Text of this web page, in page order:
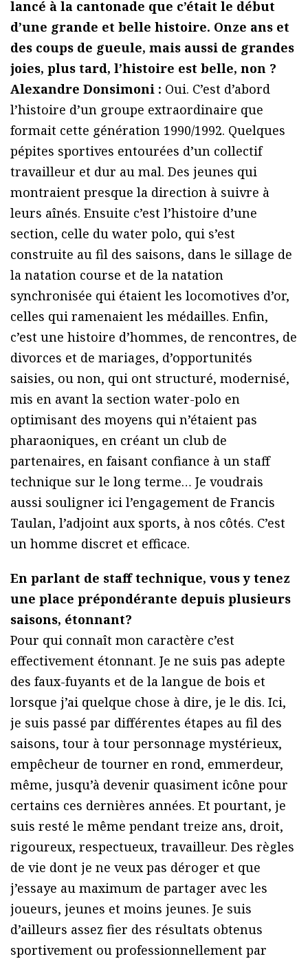
lancé à la cantonade que c’était le début
d’une grande et belle histoire. Onze ans et
des coups de gueule, mais aussi de grandes
joies, plus tard, l’histoire est belle, non ?
Alexandre Donsimoni : Oui. C’est d’abord
l’histoire d’un groupe extraordinaire que
formait cette génération 1990/1992. Quelques
pépites sportives entourées d’un collectif
travailleur et dur au mal. Des jeunes qui
montraient presque la direction à suivre à
leurs aînés. Ensuite c’est l’histoire d’une
section, celle du water polo, qui s’est
construite au fil des saisons, dans le sillage de
la natation course et de la natation
synchronisée qui étaient les locomotives d’or,
celles qui ramenaient les médailles. Enfin,
c’est une histoire d’hommes, de rencontres, de
divorces et de mariages, d’opportunités
saisies, ou non, qui ont structuré, modernisé,
mis en avant la section water-polo en
optimisant des moyens qui n’étaient pas
pharaoniques, en créant un club de
partenaires, en faisant confiance à un staff
technique sur le long terme… Je voudrais
aussi souligner ici l’engagement de Francis
Taulan, l’adjoint aux sports, à nos côtés. C’est
un homme discret et efficace.
En parlant de staff technique, vous y tenez
une place prépondérante depuis plusieurs
saisons, étonnant?
Pour qui connaît mon caractère c’est
effectivement étonnant. Je ne suis pas adepte
des faux-fuyants et de la langue de bois et
lorsque j’ai quelque chose à dire, je le dis. Ici,
je suis passé par différentes étapes au fil des
saisons, tour à tour personnage mystérieux,
empêcheur de tourner en rond, emmerdeur,
même, jusqu’à devenir quasiment icône pour
certains ces dernières années. Et pourtant, je
suis resté le même pendant treize ans, droit,
rigoureux, respectueux, travailleur. Des règles
de vie dont je ne veux pas déroger et que
j’essaye au maximum de partager avec les
joueurs, jeunes et moins jeunes. Je suis
d’ailleurs assez fier des résultats obtenus
sportivement ou professionnellement par